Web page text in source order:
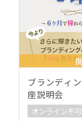
ブランディ
座説明会
オンライン不可